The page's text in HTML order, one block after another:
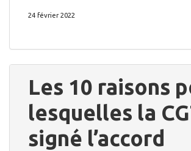
24 février 2022
Les 10 raisons
lesquelles la
signé l’accord